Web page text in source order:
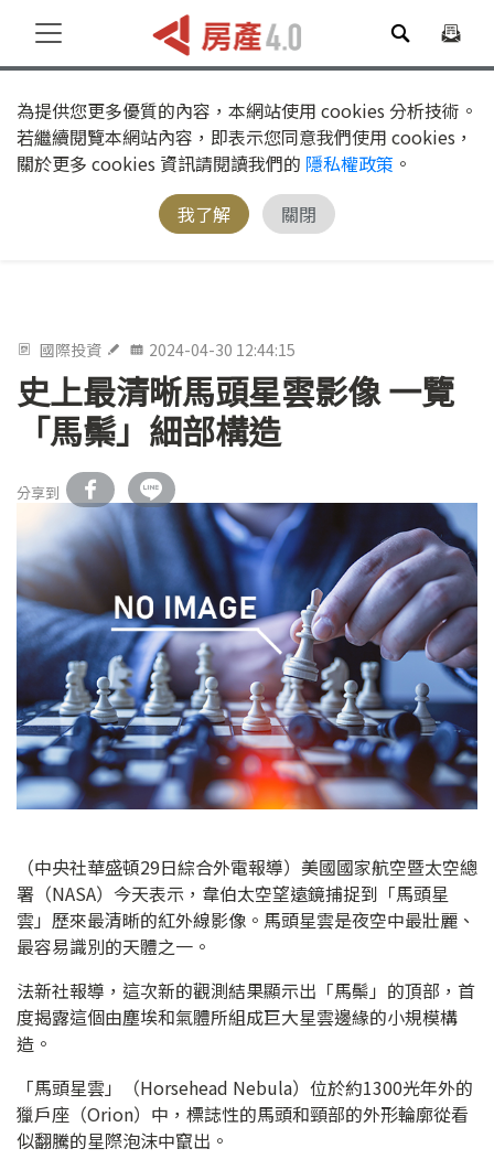
為提供您更多優質的內容，本網站使用 cookies 分析技術。
若繼續閱覽本網站內容，即表示您同意我們使用 cookies，
關於更多 cookies 資訊請閱讀我們的 隱私權政策 。
我了解
關閉
國際投資 2024-04-30 12:44:15
史上最清晰馬頭星雲影像 一覽
「馬鬃」細部構造
分享到
（中央社華盛頓29日綜合外電報導）美國國家航空暨太空總
署（NASA）今天表示，韋伯太空望遠鏡捕捉到「馬頭星
雲」歷來最清晰的紅外線影像。馬頭星雲是夜空中最壯麗、
最容易識別的天體之一。
法新社報導，這次新的觀測結果顯示出「馬鬃」的頂部，首
度揭露這個由塵埃和氣體所組成巨大星雲邊緣的小規模構
造。
「馬頭星雲」（Horsehead Nebula）位於約1300光年外的
獵戶座（Orion）中，標誌性的馬頭和頸部的外形輪廓從看
似翻騰的星際泡沫中竄出。